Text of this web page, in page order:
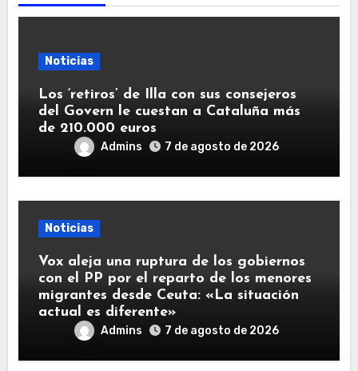
Noticias
Los ‘retiros’ de Illa con sus consejeros
del Govern le cuestan a Cataluña más
de 210.000 euros
Admins 7 de agosto de 2026
Noticias
Vox aleja una ruptura de los gobiernos
con el PP por el reparto de los menores
migrantes desde Ceuta: «La situación
actual es diferente»
Admins 7 de agosto de 2026